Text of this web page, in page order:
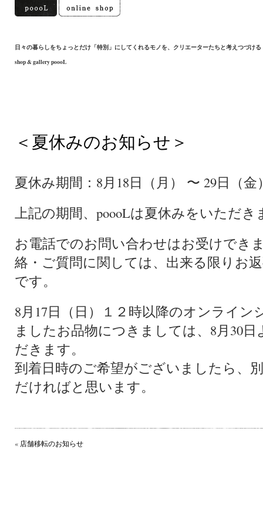
日々の暮らしをちょっとだけ「特別」にしてくれるモノを、クリエーターたちと考えつづける
shop & gallery poooL
＜夏休みのお知らせ＞
夏休み期間：8月18日（月） 〜 29日（金
上記の期間、poooLは夏休みをいただき
お電話でのお問い合わせはお受けでき
絡・ご質問に関しては、出来る限りお
です。
8月17日（日）１２時以降のオンライ
ましたお品物につきましては、8月30
だきます。
到着日時のご希望がございましたら、
だければと思います。
« 店舗移転のお知らせ